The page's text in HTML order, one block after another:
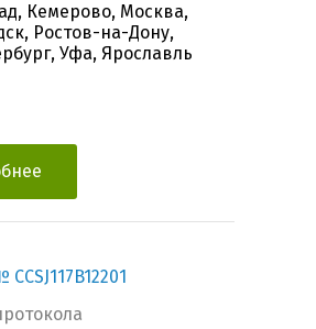
Кемерово, Москва,
Ростов-на-Дону,
Уфа, Ярославль